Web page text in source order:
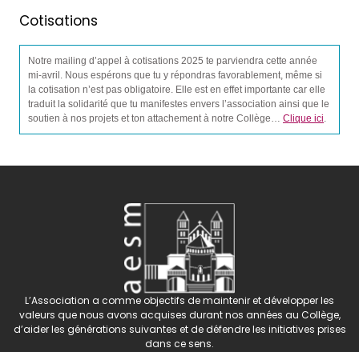
Cotisations
Notre mailing d’appel à cotisations 2025 te parviendra cette année
mi-avril. Nous espérons que tu y répondras favorablement, même si
la cotisation n’est pas obligatoire. Elle est en effet importante car elle
traduit la solidarité que tu manifestes envers l’association ainsi que le
soutien à nos projets et ton attachement à notre Collège… Clique ici.
L’Association a comme objectifs de maintenir et développer les
valeurs que nous avons acquises durant nos années au Collège,
d’aider les générations suivantes et de défendre les initiatives prises
dans ce sens.